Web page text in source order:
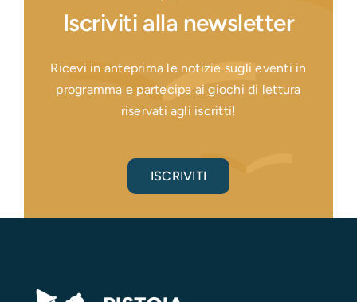
Iscriviti alla newsletter
Ricevi in anteprima le notizie sugli eventi in
programma e partecipa ai giochi di lettura
riservati agli iscritti!
ISCRIVITI